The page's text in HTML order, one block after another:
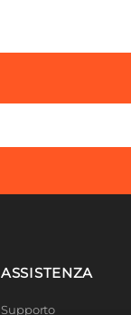
ASSISTENZA
Supporto